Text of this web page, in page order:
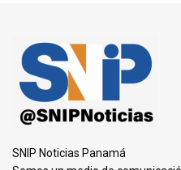
SNIP Noticias Panamá